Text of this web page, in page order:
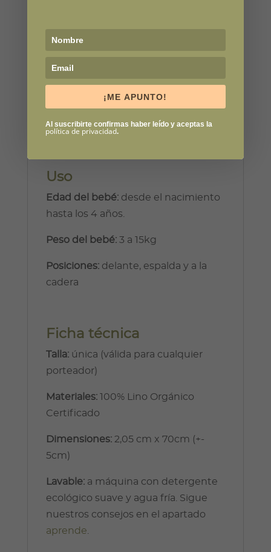
Additional information
Description
Uso
Edad del bebé:desde el nacimiento
hasta los 4 años.
Peso del bebé: 3 a 15kg
Posiciones:delante, espalda y a la
cadera
Ficha técnica
Talla: única (válida para cualquier
porteador)
Materiales: 100% Lino Orgánico
Certificado
Dimensiones: 2,05 cm x 70cm (+-
5cm)
Lavable: a máquina con detergente
ecológico suave y agua fría. Sigue
nuestros consejos en el apartado
aprende
¡ME APUNTO!
Al suscribirte confirmas haber leído y aceptas la
política de privacidad.